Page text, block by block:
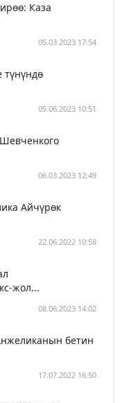
Каза
05.03.2023 17:54
05.06.2023 10:51
06.03.2023 12:49
Айчүрөк
22.06.2022 10:58
жол...
08.06.2023 14:02
бетин
17.07.2022 16:50